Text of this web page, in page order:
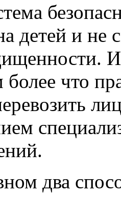
детей и
более что
два